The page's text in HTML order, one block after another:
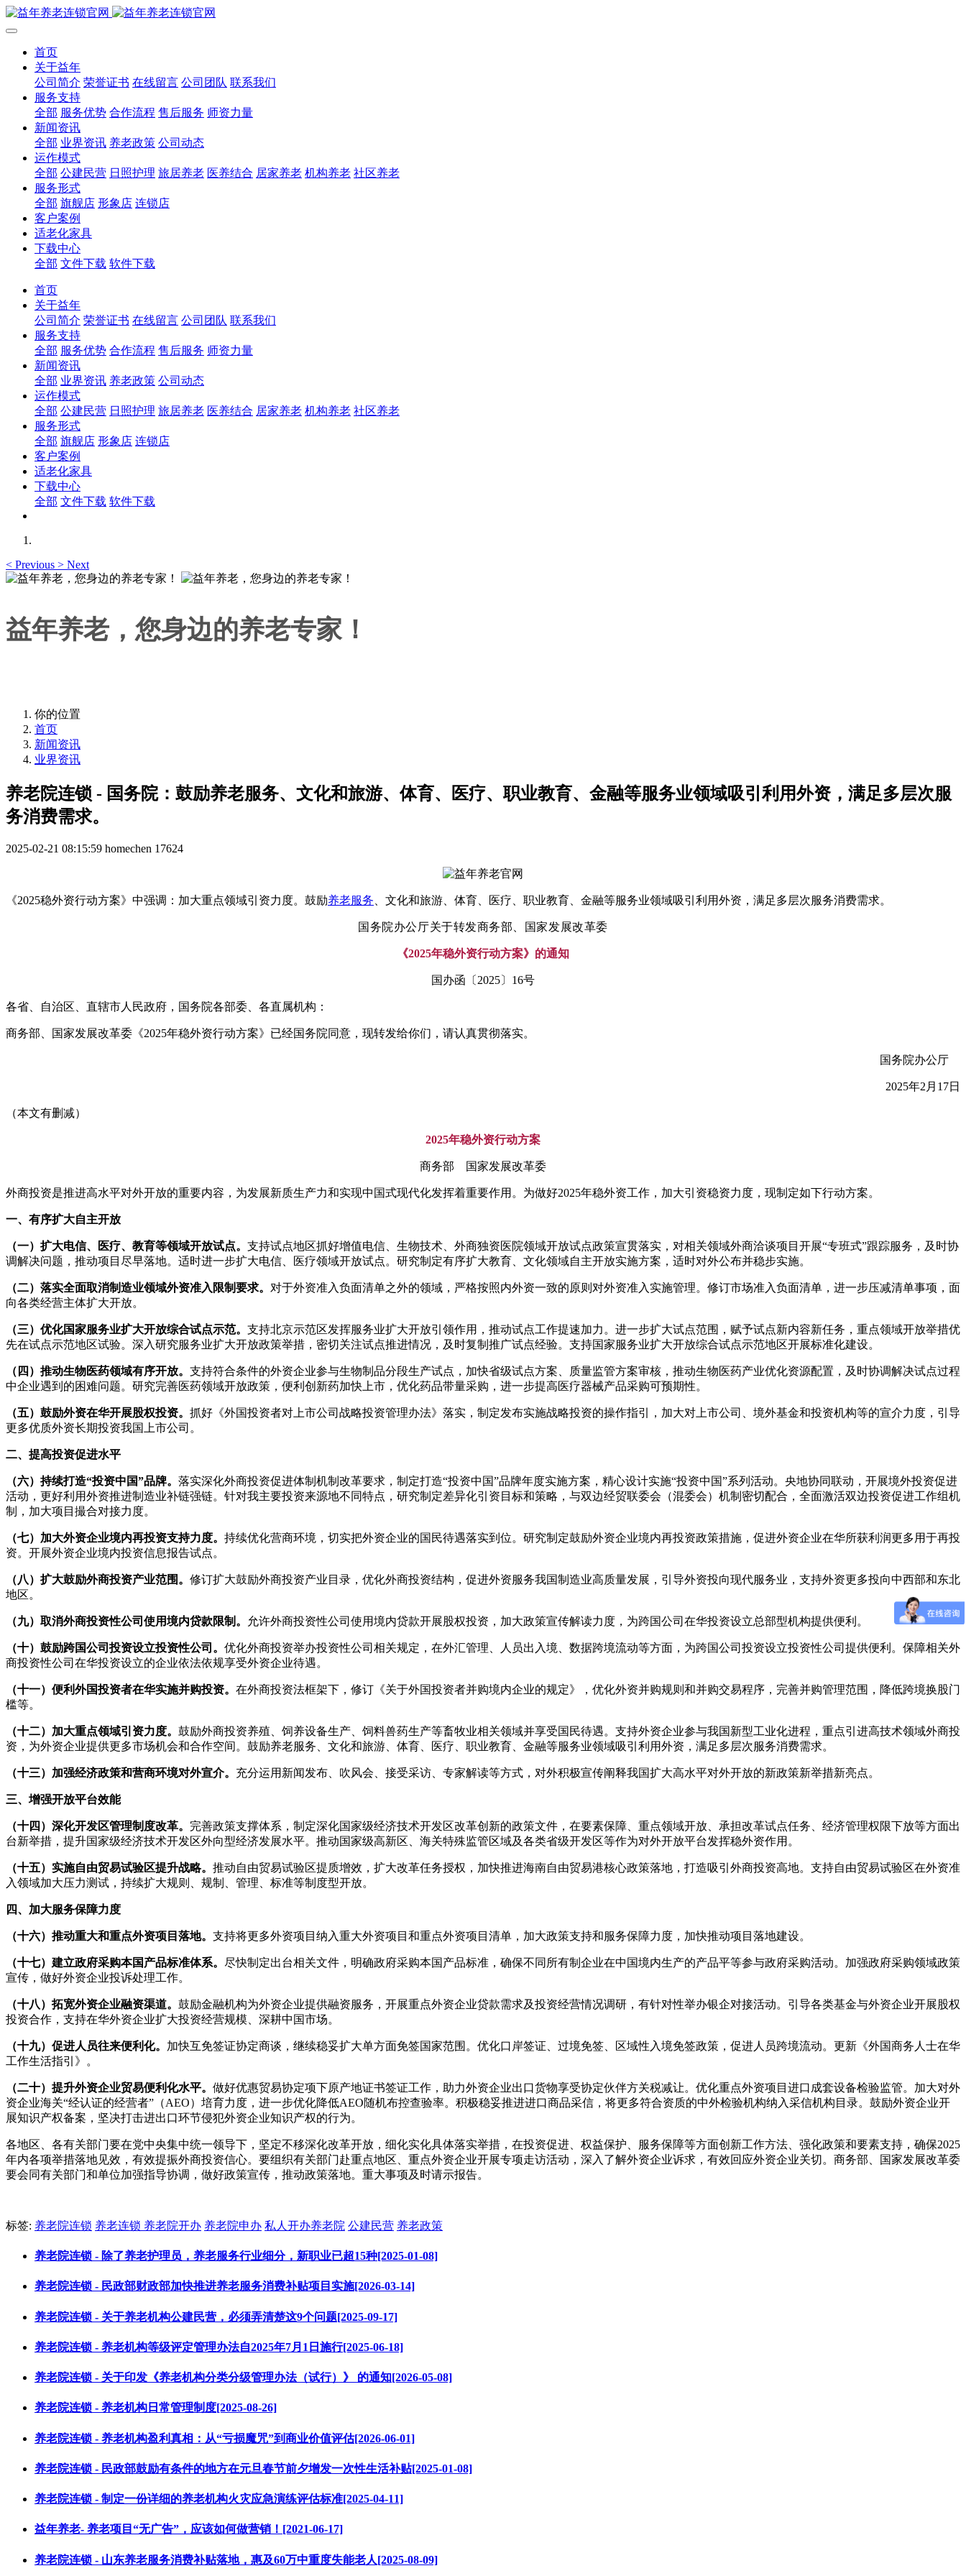
首页
关于益年
公司简介 荣誉证书 在线留言 公司团队 联系我们
服务支持
全部 服务优势 合作流程 售后服务 师资力量
新闻资讯
全部 业界资讯 养老政策 公司动态
运作模式
全部 公建民营 日照护理 旅居养老 医养结合 居家养老 机构养老 社区养老
服务形式
全部 旗舰店 形象店 连锁店
客户案例
适老化家具
下载中心
全部 文件下载 软件下载
首页
关于益年
公司简介 荣誉证书 在线留言 公司团队 联系我们
服务支持
全部 服务优势 合作流程 售后服务 师资力量
新闻资讯
全部 业界资讯 养老政策 公司动态
运作模式
全部 公建民营 日照护理 旅居养老 医养结合 居家养老 机构养老 社区养老
服务形式
全部 旗舰店 形象店 连锁店
客户案例
适老化家具
下载中心
全部 文件下载 软件下载
< Previous > Next
益年养老，您身边的养老专家！
你的位置
首页
新闻资讯
业界资讯
养老院连锁 - 国务院：鼓励养老服务、文化和旅游、体育、医疗、职业教育、金融等服务业领域吸引利用外资，满足多层次服
务消费需求。
2025-02-21 08:15:59 homechen 17624
《2025稳外资行动方案》中强调：加大重点领域引资力度。鼓励养老服务 、文化和旅游、体育、医疗、职业教育、金融等服务业领域吸引利用外资，满足多层次服务消费需求。
国务院办公厅关于转发商务部、国家发展改革委
《2025年稳外资行动方案》的通知
国办函〔2025〕16号
各省、自治区、直辖市人民政府，国务院各部委、各直属机构：
商务部、国家发展改革委《2025年稳外资行动方案》已经国务院同意，现转发给你们，请认真贯彻落实。
国务院办公厅
2025年2月17日
（本文有删减）
2025年稳外资行动方案
商务部 国家发展改革委
外商投资是推进高水平对外开放的重要内容，为发展新质生产力和实现中国式现代化发挥着重要作用。为做好2025年稳外资工作，加大引资稳资力度，现制定如下行动方案。
一、有序扩大自主开放
（一）扩大电信、医疗、教育等领域开放试点。 支持试点地区抓好增值电信、生物技术、外商独资医院领域开放试点政策宣贯落实，对相关领域外商洽谈项目开展“专班式”跟踪服务，及时协
调解决问题，推动项目尽早落地。适时进一步扩大电信、医疗领域开放试点。研究制定有序扩大教育、文化领域自主开放实施方案，适时对外公布并稳步实施。
（二）落实全面取消制造业领域外资准入限制要求。 对于外资准入负面清单之外的领域，严格按照内外资一致的原则对外资准入实施管理。修订市场准入负面清单，进一步压减清单事项，面
向各类经营主体扩大开放。
（三）优化国家服务业扩大开放综合试点示范。 支持北京示范区发挥服务业扩大开放引领作用，推动试点工作提速加力。进一步扩大试点范围，赋予试点新内容新任务，重点领域开放举措优
先在试点示范地区试验。深入研究服务业扩大开放政策举措，密切关注试点推进情况，及时复制推广试点经验。支持国家服务业扩大开放综合试点示范地区开展标准化建设。
（四）推动生物医药领域有序开放。 支持符合条件的外资企业参与生物制品分段生产试点，加快省级试点方案、质量监管方案审核，推动生物医药产业优化资源配置，及时协调解决试点过程
中企业遇到的困难问题。研究完善医药领域开放政策，便利创新药加快上市，优化药品带量采购，进一步提高医疗器械产品采购可预期性。
（五）鼓励外资在华开展股权投资。 抓好《外国投资者对上市公司战略投资管理办法》落实，制定发布实施战略投资的操作指引，加大对上市公司、境外基金和投资机构等的宣介力度，引导
更多优质外资长期投资我国上市公司。
二、提高投资促进水平
（六）持续打造“投资中国”品牌。 落实深化外商投资促进体制机制改革要求，制定打造“投资中国”品牌年度实施方案，精心设计实施“投资中国”系列活动。央地协同联动，开展境外投资促进
活动，更好利用外资推进制造业补链强链。针对我主要投资来源地不同特点，研究制定差异化引资目标和策略，与双边经贸联委会（混委会）机制密切配合，全面激活双边投资促进工作组机
制，加大项目撮合对接力度。
（七）加大外资企业境内再投资支持力度。 持续优化营商环境，切实把外资企业的国民待遇落实到位。研究制定鼓励外资企业境内再投资政策措施，促进外资企业在华所获利润更多用于再投
资。开展外资企业境内投资信息报告试点。
（八）扩大鼓励外商投资产业范围。 修订扩大鼓励外商投资产业目录，优化外商投资结构，促进外资服务我国制造业高质量发展，引导外资投向现代服务业，支持外资更多投向中西部和东北
地区。
（九）取消外商投资性公司使用境内贷款限制。 允许外商投资性公司使用境内贷款开展股权投资，加大政策宣传解读力度，为跨国公司在华投资设立总部型机构提供便利。
（十）鼓励跨国公司投资设立投资性公司。 优化外商投资举办投资性公司相关规定，在外汇管理、人员出入境、数据跨境流动等方面，为跨国公司投资设立投资性公司提供便利。保障相关外
商投资性公司在华投资设立的企业依法依规享受外资企业待遇。
（十一）便利外国投资者在华实施并购投资。 在外商投资法框架下，修订《关于外国投资者并购境内企业的规定》，优化外资并购规则和并购交易程序，完善并购管理范围，降低跨境换股门
槛等。
（十二）加大重点领域引资力度。 鼓励外商投资养殖、饲养设备生产、饲料兽药生产等畜牧业相关领域并享受国民待遇。支持外资企业参与我国新型工业化进程，重点引进高技术领域外商投
资，为外资企业提供更多市场机会和合作空间。鼓励养老服务、文化和旅游、体育、医疗、职业教育、金融等服务业领域吸引利用外资，满足多层次服务消费需求。
（十三）加强经济政策和营商环境对外宣介。 充分运用新闻发布、吹风会、接受采访、专家解读等方式，对外积极宣传阐释我国扩大高水平对外开放的新政策新举措新亮点。
三、增强开放平台效能
（十四）深化开发区管理制度改革。 完善政策支撑体系，制定深化国家级经济技术开发区改革创新的政策文件，在要素保障、重点领域开放、承担改革试点任务、经济管理权限下放等方面出
台新举措，提升国家级经济技术开发区外向型经济发展水平。推动国家级高新区、海关特殊监管区域及各类省级开发区等作为对外开放平台发挥稳外资作用。
（十五）实施自由贸易试验区提升战略。 推动自由贸易试验区提质增效，扩大改革任务授权，加快推进海南自由贸易港核心政策落地，打造吸引外商投资高地。支持自由贸易试验区在外资准
入领域加大压力测试，持续扩大规则、规制、管理、标准等制度型开放。
四、加大服务保障力度
（十六）推动重大和重点外资项目落地。 支持将更多外资项目纳入重大外资项目和重点外资项目清单，加大政策支持和服务保障力度，加快推动项目落地建设。
（十七）建立政府采购本国产品标准体系。 尽快制定出台相关文件，明确政府采购本国产品标准，确保不同所有制企业在中国境内生产的产品平等参与政府采购活动。加强政府采购领域政策
宣传，做好外资企业投诉处理工作。
（十八）拓宽外资企业融资渠道。 鼓励金融机构为外资企业提供融资服务，开展重点外资企业贷款需求及投资经营情况调研，有针对性举办银企对接活动。引导各类基金与外资企业开展股权
投资合作，支持在华外资企业扩大投资经营规模、深耕中国市场。
（十九）促进人员往来便利化。 加快互免签证协定商谈，继续稳妥扩大单方面免签国家范围。优化口岸签证、过境免签、区域性入境免签政策，促进人员跨境流动。更新《外国商务人士在华
工作生活指引》。
（二十）提升外资企业贸易便利化水平。 做好优惠贸易协定项下原产地证书签证工作，助力外资企业出口货物享受协定伙伴方关税减让。优化重点外资项目进口成套设备检验监管。加大对外
资企业海关“经认证的经营者”（AEO）培育力度，进一步优化降低AEO随机布控查验率。积极稳妥推进进口商品采信，将更多符合资质的中外检验机构纳入采信机构目录。鼓励外资企业开
展知识产权备案，坚决打击进出口环节侵犯外资企业知识产权的行为。
各地区、各有关部门要在党中央集中统一领导下，坚定不移深化改革开放，细化实化具体落实举措，在投资促进、权益保护、服务保障等方面创新工作方法、强化政策和要素支持，确保2025
年内各项举措落地见效，有效提振外商投资信心。要组织有关部门赴重点地区、重点外资企业开展专项走访活动，深入了解外资企业诉求，有效回应外资企业关切。商务部、国家发展改革委
要会同有关部门和单位加强指导协调，做好政策宣传，推动政策落地。重大事项及时请示报告。
标签: 养老院连锁 养老连锁 养老院开办 养老院申办 私人开办养老院 公建民营 养老政策
养老院连锁 - 除了养老护理员，养老服务行业细分，新职业已超15种[2025-01-08]
养老院连锁 - 民政部财政部加快推进养老服务消费补贴项目实施[2026-03-14]
养老院连锁 - 关于养老机构公建民营，必须弄清楚这9个问题[2025-09-17]
养老院连锁 - 养老机构等级评定管理办法自2025年7月1日施行[2025-06-18]
养老院连锁 - 关于印发《养老机构分类分级管理办法（试行）》 的通知[2026-05-08]
养老院连锁 - 养老机构日常管理制度[2025-08-26]
养老院连锁 - 养老机构盈利真相：从“亏损魔咒”到商业价值评估[2026-06-01]
养老院连锁 - 民政部鼓励有条件的地方在元旦春节前夕增发一次性生活补贴[2025-01-08]
养老院连锁 - 制定一份详细的养老机构火灾应急演练评估标准[2025-04-11]
益年养老- 养老项目“无广告”，应该如何做营销！[2021-06-17]
养老院连锁 - 山东养老服务消费补贴落地，惠及60万中重度失能老人[2025-08-09]